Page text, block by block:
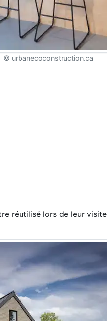
© urbanecoconstruction.ca
réutilisé lors de leur visite